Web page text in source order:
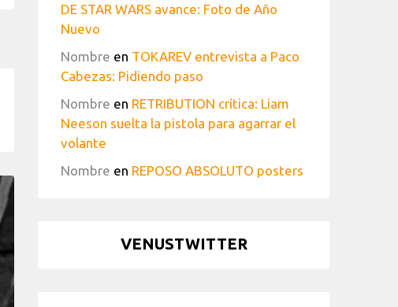
DE STAR WARS avance: Foto de Año
Nuevo
Nombre en TOKAREV entrevista a Paco
Cabezas: Pidiendo paso
Nombre en RETRIBUTION crítica: Liam
Neeson suelta la pistola para agarrar el
volante
Nombre en REPOSO ABSOLUTO posters
VENUSTWITTER